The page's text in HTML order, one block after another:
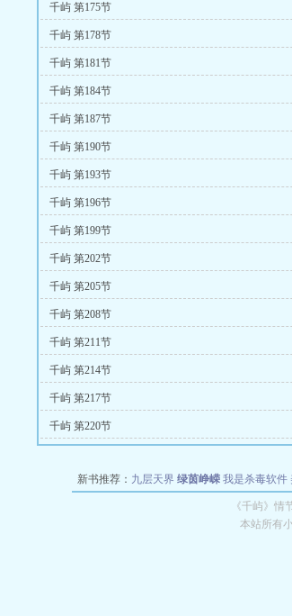
千屿 第175节
千屿 第178节
千屿 第181节
千屿 第184节
千屿 第187节
千屿 第190节
千屿 第193节
千屿 第196节
千屿 第199节
千屿 第202节
千屿 第205节
千屿 第208节
千屿 第211节
千屿 第214节
千屿 第217节
千屿 第220节
新书推荐： 九层天界 绿茵峥嵘 我是杀毒软件
都市全能巨
《千屿》
本站所有